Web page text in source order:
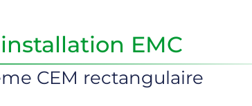
EMC
CEM rectangulaire